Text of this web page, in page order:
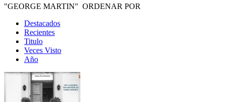
"GEORGE MARTIN" ORDENAR POR
Destacados
Recientes
Titulo
Veces Visto
Año